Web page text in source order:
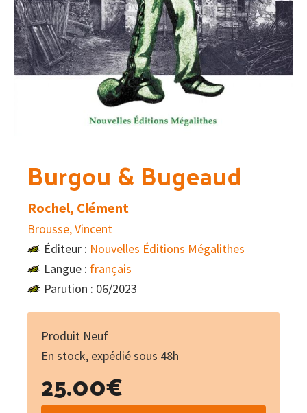
Burgou & Bugeaud
Rochel, Clément
Brousse, Vincent
Éditeur : Nouvelles Éditions Mégalithes
Langue : français
Parution : 06/2023
Produit Neuf
En stock, expédié sous 48h
25.00€